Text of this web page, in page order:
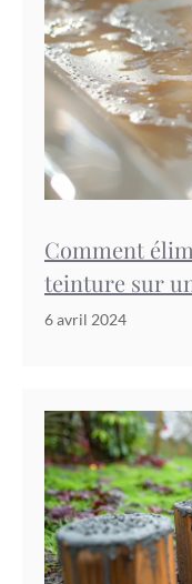
Comment
teinture sur
6 avril 2024